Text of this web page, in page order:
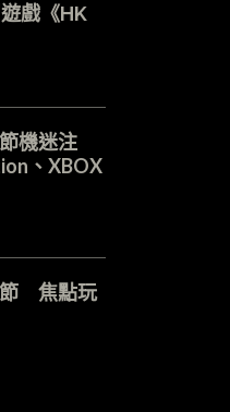
戲《HK
機迷注
、XBOX
節 焦點玩